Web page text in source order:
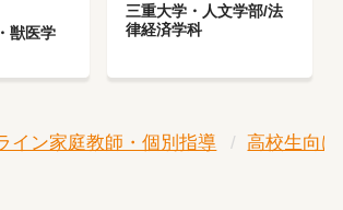
獣医学
三重大学・人文学部/法
律経済学科
イン家庭教師・個別指導 高校生向け